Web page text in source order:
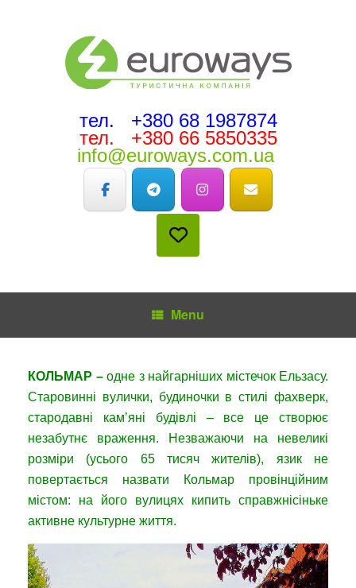
тел. +380 68 1987874
тел. +380 66 5850335
info@euroways.com.ua
Menu
КОЛЬМАР –одне з найгарніших містечок Ельзасу.
Старовинні вулички, будиночки в стилі фахверк,
стародавні кам’яні будівлі – все це створює
незабутнє враження. Незважаючи на невеликі
розміри (усього 65 тисяч жителів), язик не
повертається назвати Кольмар провінційним
містом: на його вулицях кипить справжнісіньке
активне культурне життя.